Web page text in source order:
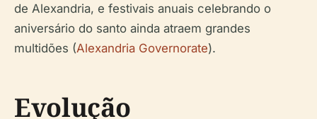
de Alexandria, e festivais anuais celebrando o
aniversário do santo ainda atraem grandes
multidões (Alexandria Governorate).
Evolução